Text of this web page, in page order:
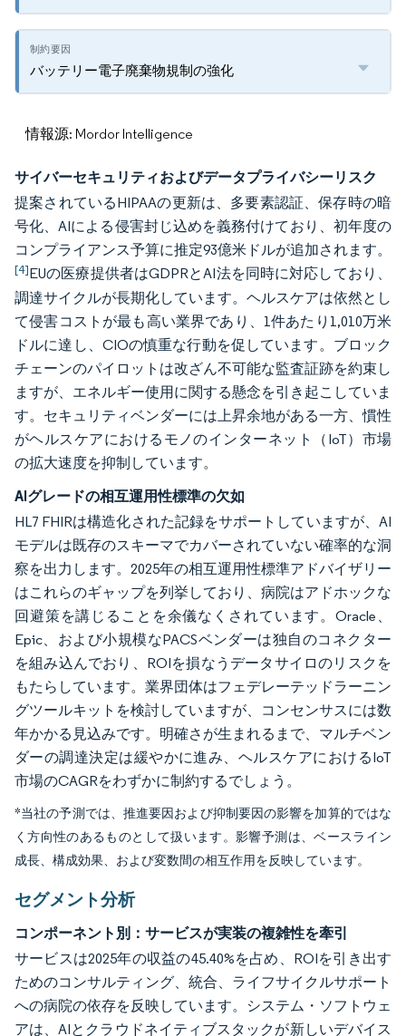
バッテリー電子廃棄物規制の強化
情報源: Mordor Intelligence
サイバーセキュリティおよびデータプライバシーリスク
提案されているHIPAAの更新は、多要素認証、保存時の暗
号化、AIによる侵害封じ込めを義務付けており、初年度の
コンプライアンス予算に推定93億米ドルが追加されます。
[4]EUの医療提供者はGDPRとAI法を同時に対応しており、
調達サイクルが長期化しています。ヘルスケアは依然とし
て侵害コストが最も高い業界であり、1件あたり1,010万米
ドルに達し、CIOの慎重な行動を促しています。ブロック
チェーンのパイロットは改ざん不可能な監査証跡を約束し
ますが、エネルギー使用に関する懸念を引き起こしていま
す。セキュリティベンダーには上昇余地がある一方、慣性
がヘルスケアにおけるモノのインターネット（IoT）市場
の拡大速度を抑制しています。
AIグレードの相互運用性標準の欠如
HL7 FHIRは構造化された記録をサポートしていますが、AI
モデルは既存のスキーマでカバーされていない確率的な洞
察を出力します。2025年の相互運用性標準アドバイザリー
はこれらのギャップを列挙しており、病院はアドホックな
回避策を講じることを余儀なくされています。Oracle、
Epic、および小規模なPACSベンダーは独自のコネクター
を組み込んでおり、ROIを損なうデータサイロのリスクを
もたらしています。業界団体はフェデレーテッドラーニン
グツールキットを検討していますが、コンセンサスには数
年かかる見込みです。明確さが生まれるまで、マルチベン
ダーの調達決定は緩やかに進み、ヘルスケアにおけるIoT
市場のCAGRをわずかに制約するでしょう。
*当社の予測では、推進要因および抑制要因の影響を加算的ではな
く方向性のあるものとして扱います。影響予測は、ベースライン
成長、構成効果、および変数間の相互作用を反映しています。
セグメント分析
コンポーネント別：サービスが実装の複雑性を牽引
サービスは2025年の収益の45.40%を占め、ROIを引き出す
ためのコンサルティング、統合、ライフサイクルサポート
への病院の依存を反映しています。システム・ソフトウェ
アは、AIとクラウドネイティブスタックが新しいデバイス